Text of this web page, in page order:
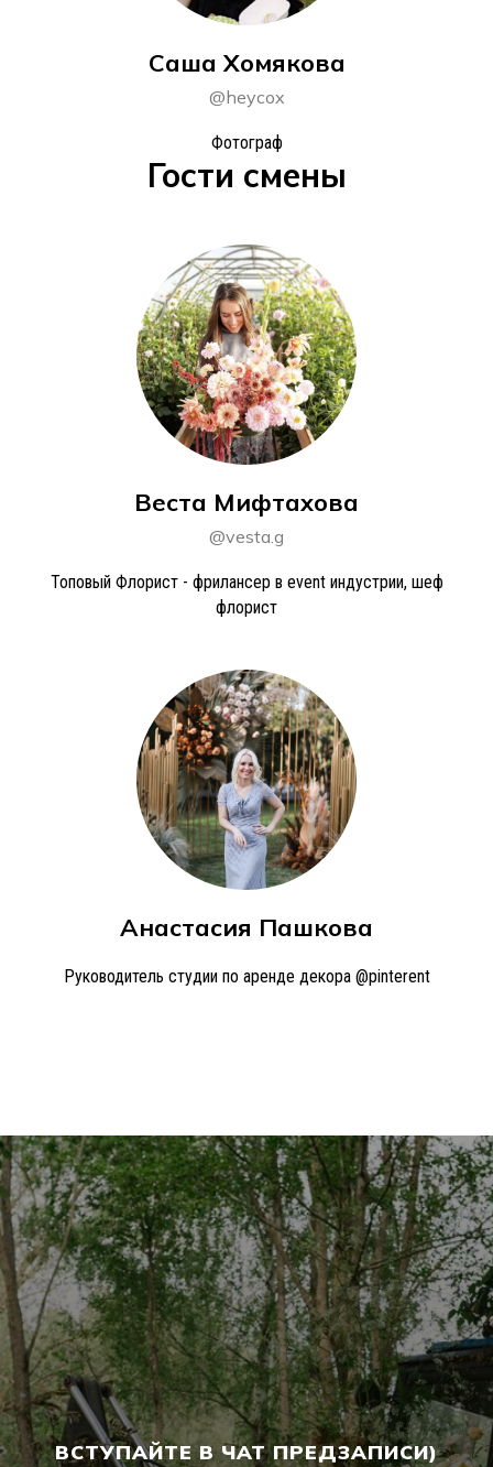
Саша Хомякова
@heycox
Фотограф
Гости смены
Веста Мифтахова
@vesta.g
Топовый Флорист - фрилансер в event индустрии, шеф
флорист
Анастасия Пашкова
Руководитель студии по аренде декора @pinterent
ВСТУПАЙТЕ В ЧАТ ПРЕДЗАПИСИ)